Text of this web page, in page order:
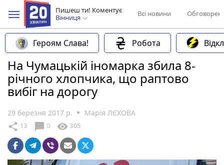
Пишеш ти! Коментує
Вінниця
Всі новини
Героям Слава! Робота
На Чумацькій іномарка збила 8-
річного хлопчика, що раптово
вибіг на дорогу
29 березня 2017 р. Марія ЛЄХОВА
share 13 chat_bubble 0 visibility 305